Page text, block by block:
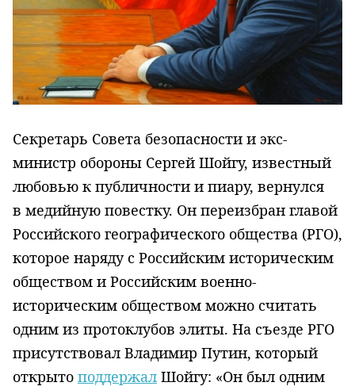
Секретарь Совета безопасности и экс-
министр обороны Сергей Шойгу, известный
любовью к публичности и пиару, вернулся
в медийную повестку. Он переизбран главой
Российского географического общества (РГО),
которое наряду с Российским историческим
обществом и Российским военно-
историческим обществом можно считать
одним из протоклубов элиты. На съезде РГО
присутствовал Владимир Путин, который
открыто поддержал Шойгу: «Он был одним